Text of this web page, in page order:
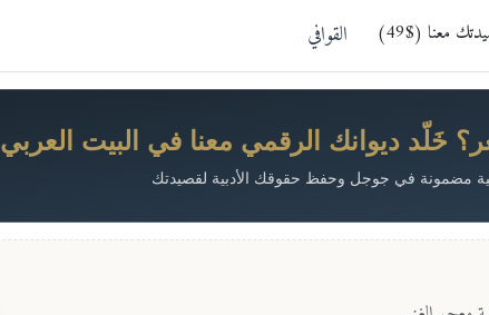
معنا ($49) القوافي
خَلّد ديوانك الرقمي معنا في البيت العربي
مضمونة في جوجل وحفظ حقوقك الأدبية لقصيدتك